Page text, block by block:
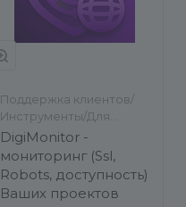
Поддержка клиентов/
Инструменты/Для
разработчиков/Другое
DigiMonitor -
мониторинг (Ssl,
Robots, доступность)
Ваших проектов